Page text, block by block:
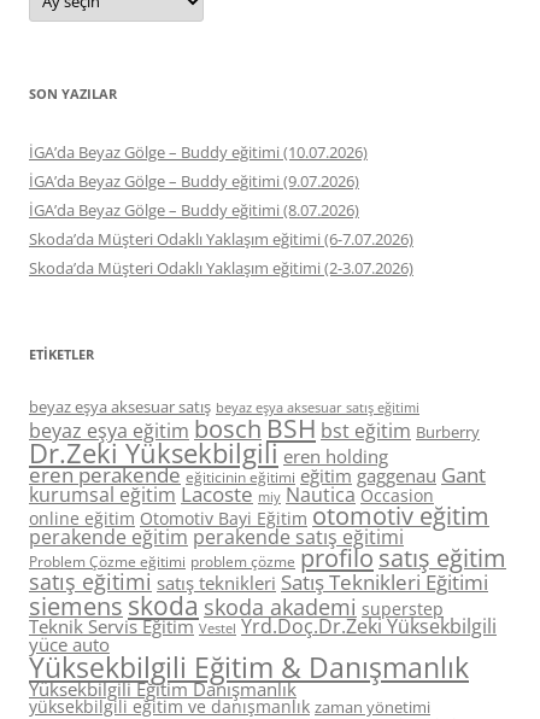
SON YAZILAR
İGA’da Beyaz Gölge – Buddy eğitimi (10.07.2026)
İGA’da Beyaz Gölge – Buddy eğitimi (9.07.2026)
İGA’da Beyaz Gölge – Buddy eğitimi (8.07.2026)
Skoda’da Müşteri Odaklı Yaklaşım eğitimi (6-7.07.2026)
Skoda’da Müşteri Odaklı Yaklaşım eğitimi (2-3.07.2026)
ETIKETLER
beyaz eşya aksesuar satış beyaz eşya aksesuar satış eğitimi
beyaz eşya eğitim boschBSH bst eğitim Burberry
Dr.Zeki Yüksekbilgili eren holding
eren perakende eğiticinin eğitimi eğitim gaggenau Gant
kurumsal eğitim Lacoste miy Nautica Occasion
online eğitim Otomotiv Bayi Eğitim otomotiv eğitim
perakende eğitim perakende satış eğitimi
Problem Çözme eğitimi problem çözme profilosatış eğitim
satış eğitimi satış teknikleri Satış Teknikleri Eğitimi
siemens skoda skoda akademi superstep
Teknik Servis Eğitim Vestel Yrd.Doç.Dr.Zeki Yüksekbilgili
yüce auto
Yüksekbilgili Eğitim & Danışmanlık
Yüksekbilgili Eğitim Danışmanlık
yüksekbilgili eğitim ve danışmanlık zaman yönetimi